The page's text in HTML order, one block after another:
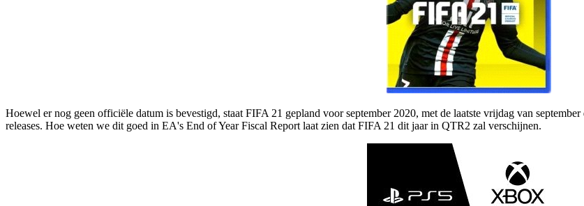
Hoewel er nog geen officiële datum is bevestigd, staat FIFA 21 gepland voor september 2020, met de laatste vrijdag van
releases. Hoe weten we dit goed in EA's End of Year Fiscal Report laat zien dat FIFA 21 dit jaar in QTR2 zal verschijnen.